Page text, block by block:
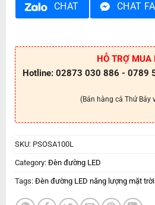
CHAT CHAT
HỖ TRỢ MUA
Hotline: 02873 030 886 - 0789
(Bán hàng cả Thứ Bảy
SKU: PSOSA100L
Category: Đèn đường LED
Tags: Đèn đường LED năng lượng mặt trời